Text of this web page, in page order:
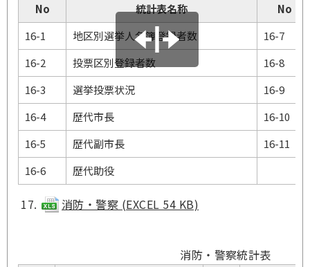
No 統計表名称
No
16-1
地区別選挙人名簿登録者数
16-7
16-2
投票区別登録者数
16-8
16-3
選挙投票状況
16-9
16-4
歴代市長
16-10
16-5
歴代副市長
16-11
16-6
歴代助役
消防・警察 (EXCEL 54 KB)
消防・警察統計表